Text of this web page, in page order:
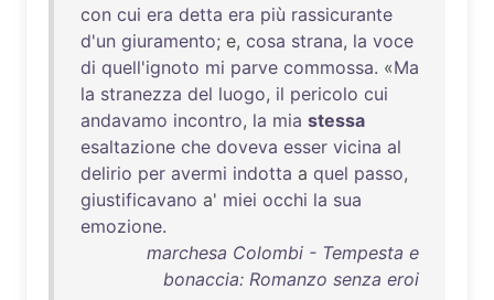
con cui era detta era più rassicurante
d'un giuramento; e, cosa strana, la voce
di quell'ignoto mi parve commossa. «Ma
la stranezza del luogo, il pericolo cui
andavamo incontro, la mia stessa
esaltazione che doveva esser vicina al
delirio per avermi indotta a quel passo,
giustificavano a' miei occhi la sua
emozione.
marchesa Colombi - Tempesta e
bonaccia: Romanzo senza eroi